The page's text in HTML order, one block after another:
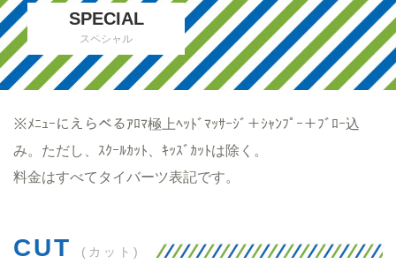
SPECIAL
スペシャル
※ﾒﾆｭｰにえらべるｱﾛﾏ極上ﾍｯﾄﾞﾏｯｻｰｼﾞ＋ｼｬﾝﾌﾟｰ＋ﾌﾞﾛｰ込
み。ただし、ｽｸｰﾙｶｯﾄ、ｷｯｽﾞｶｯﾄは除く。
料金はすべてタイバーツ表記です。
CUT (カット)